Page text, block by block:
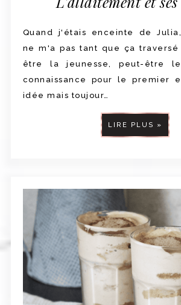
Quand j'étais enceinte de
ne m'a pas tant que ça
être la jeunesse, peut-être
connaissance pour le premier
idée mais toujour…
LIRE PLUS »